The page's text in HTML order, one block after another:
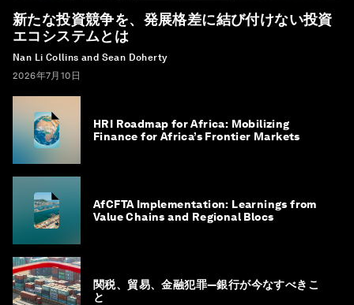
新たな投資競争を、発展格差に結び付けない投資
エコシステムとは
Nan Li Collins and Sean Doherty
2026年7月10日
HRI Roadmap for Africa: Mobilizing
Finance for Africa’s Frontier Markets
AfCFTA Implementation: Learnings from
Value Chains and Regional Blocs
関税、貿易、金融犯罪―銀行が今なすべきこ
と